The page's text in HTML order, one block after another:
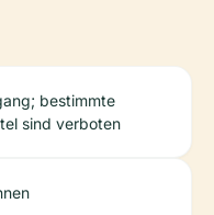
bestimmte
sind verboten